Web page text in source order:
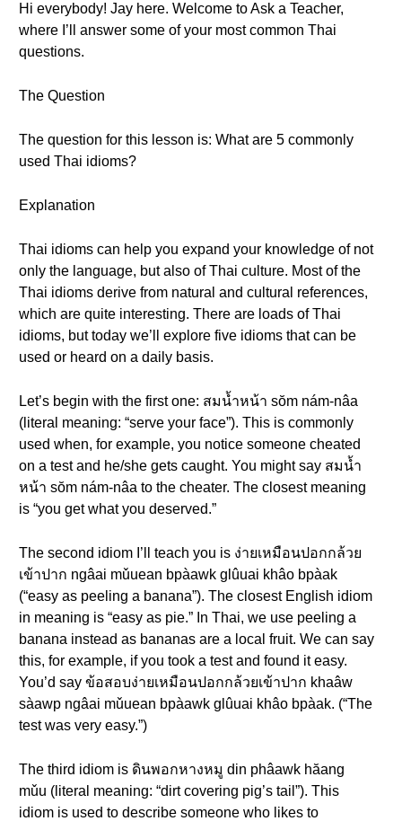
Hi everybody! Jay here. Welcome to Ask a Teacher,
where I’ll answer some of your most common Thai
questions.
The Question
The question for this lesson is: What are 5 commonly
used Thai idioms?
Explanation
Thai idioms can help you expand your knowledge of not
only the language, but also of Thai culture. Most of the
Thai idioms derive from natural and cultural references,
which are quite interesting. There are loads of Thai
idioms, but today we’ll explore five idioms that can be
used or heard on a daily basis.
Let’s begin with the first one: สมน้ำหน้า sŏm nám-nâa
(literal meaning: “serve your face”). This is commonly
used when, for example, you notice someone cheated
on a test and he/she gets caught. You might say สมน้ำ
หน้า sŏm nám-nâa to the cheater. The closest meaning
is “you get what you deserved.”
The second idiom I’ll teach you is ง่ายเหมือนปอกกล้วย
เข้าปาก ngâai mǔuean bpàawk glûuai khâo bpàak
(“easy as peeling a banana”). The closest English idiom
in meaning is “easy as pie.” In Thai, we use peeling a
banana instead as bananas are a local fruit. We can say
this, for example, if you took a test and found it easy.
You’d say ข้อสอบง่ายเหมือนปอกกล้วยเข้าปาก khaâw
sàawp ngâai mǔuean bpàawk glûuai khâo bpàak. (“The
test was very easy.”)
The third idiom is ดินพอกหางหมู din phâawk hăang
mǔu (literal meaning: “dirt covering pig’s tail”). This
idiom is used to describe someone who likes to